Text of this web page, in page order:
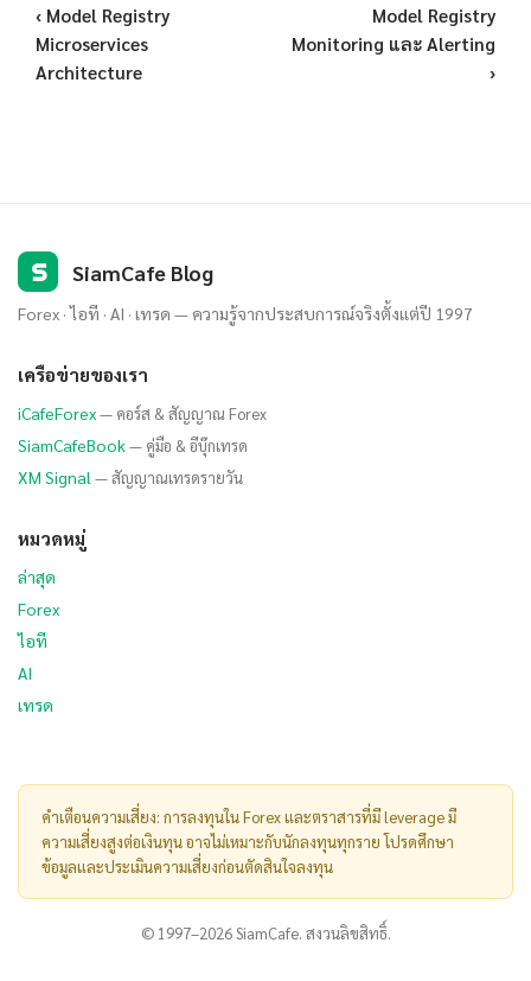
‹ Model Registry
Microservices
Architecture
Model Registry
Monitoring และ Alerting
›
S SiamCafe Blog
Forex · ไอที · AI · เทรด — ความรู้จากประสบการณ์จริงตั้งแต่ปี 1997
เครือข่ายของเรา
iCafeForex— คอร์ส & สัญญาณ Forex
SiamCafeBook— คู่มือ & อีบุ๊กเทรด
XM Signal — สัญญาณเทรดรายวัน
หมวดหมู่
ล่าสุด
Forex
ไอที
AI
เทรด
คำเตือนความเสี่ยง: การลงทุนใน Forex และตราสารที่มี leverage มี
ความเสี่ยงสูงต่อเงินทุน อาจไม่เหมาะกับนักลงทุนทุกราย โปรดศึกษา
ข้อมูลและประเมินความเสี่ยงก่อนตัดสินใจลงทุน
© 1997–2026 SiamCafe. สงวนลิขสิทธิ์.